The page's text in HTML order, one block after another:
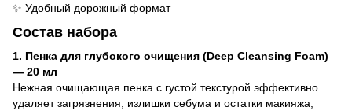
✨ Удобный дорожный формат
Состав набора
1. Пенка для глубокого очищения (Deep Cleansing Foam)
— 20 мл
Нежная очищающая пенка с густой текстурой эффективно
удаляет загрязнения, излишки себума и остатки макияжа,